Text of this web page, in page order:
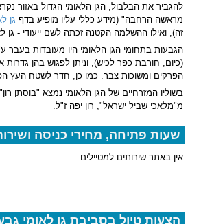
להגביר את הבלבול, הגן הלאומי הגדול באזור
מראשה הרחבה" (מידע כללי עליו מופיע בדף גן
זה), ואילו ההשלמה הקטנה זכתה לשם ייעודי - גן
הגבעות בתחומי הגן הלאומי היו מעובדות בעבר
(כיום, חורבת כפר לכיש), וניתן לפגוש בהן גדרות
הפרקים ומשוכות צבר. כמו כן, חדר לשטח העץ
בשוליו המזרחיים של הגן הלאומי נמצא "בוסתן
מ"מלאכי שביל ישראל", רון יפה ז"ל.
שעות פתיחה, מחירי כניסה
אין באתר שירותים למטיילים.
הצעות טיול בסביבת גן לאומי